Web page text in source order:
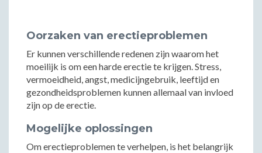
Oorzaken van erectieproblemen
Er kunnen verschillende redenen zijn waarom het
moeilijk is om een harde erectie te krijgen. Stress,
vermoeidheid, angst, medicijngebruik, leeftijd en
gezondheidsproblemen kunnen allemaal van invloed
zijn op de erectie.
Mogelijke oplossingen
Om erectieproblemen te verhelpen, is het belangrijk